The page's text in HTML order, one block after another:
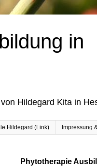
in
Hildegard Kita in
Hildegard (Link) Impressung
Phytotherapie